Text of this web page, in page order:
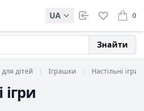
UA 0
items
Знайти
дітей Іграшки Настільні ігри
ігри